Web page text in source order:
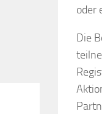
oder
Die